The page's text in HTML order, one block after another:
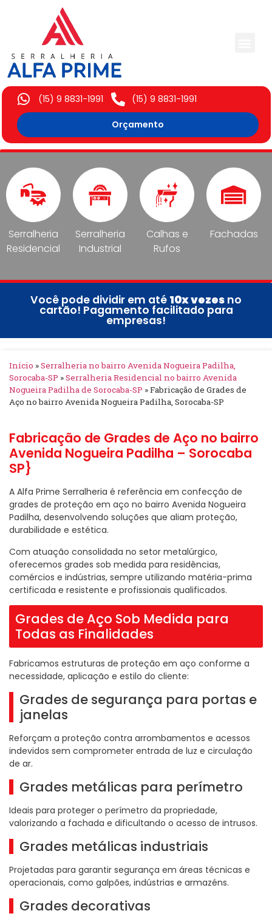
(15) 9 8831-1991 (15) 9 8831-1991
Orçamento
Serralheria
Residencial
Serralheria
Industrial
Calhas e
Rufos
Fachadas
Você pode dividir em até 10x vezes no
cartão! Pagamento facilitado para
empresas!
Início »Serralheria no bairro Avenida Nogueira Padilha,
Sorocaba-SP »Serralheria Residencial no bairro Avenida
Nogueira Padilha de Sorocaba-SP »Fabricação de Grades de
Aço no bairro Avenida Nogueira Padilha, Sorocaba-SP
Fabricação de Grades de Aço no bairro
Avenida Nogueira Padilha – Sorocaba
SP}
A Alfa Prime Serralheria é referência em confecção de
grades de proteção em aço no bairro Avenida Nogueira
Padilha, desenvolvendo soluções que aliam proteção,
durabilidade e estética.
Com atuação consolidada no setor metalúrgico,
oferecemos grades sob medida para residências,
comércios e indústrias, sempre utilizando matéria-prima
certificada e resistente e profissionais qualificados.
Grades de Aço Sob Medida para
Todas as Finalidades
Fabricamos estruturas de proteção em aço conforme a
necessidade, aplicação e estilo do cliente:
Grades de segurança para portas e
janelas
Reforçam a proteção contra arrombamentos e acessos
indevidos sem comprometer entrada de luz e circulação
de ar.
Grades metálicas para perímetro
Ideais para proteger o perímetro da propriedade,
valorizando a fachada e dificultando o acesso de intrusos.
Grades metálicas industriais
Projetadas para garantir segurança em áreas técnicas e
operacionais, como galpões, indústrias e armazéns.
Grades decorativas